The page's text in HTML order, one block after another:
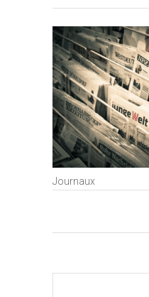
Journaux